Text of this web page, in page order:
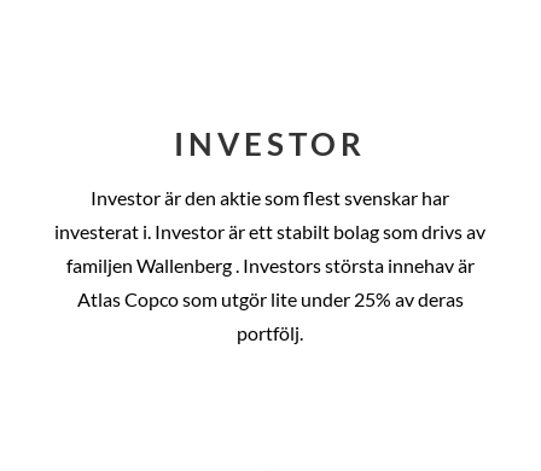
INVESTOR
Investor är den aktie som flest svenskar har
investerat i. Investor är ett stabilt bolag som drivs av
familjen Wallenberg . Investors största innehav är
Atlas Copco som utgör lite under 25% av deras
portfölj.